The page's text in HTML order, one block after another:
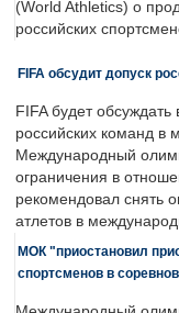
(World Athletics) о
российских
FIFA обсудит допуск
FIFA будет
российских команд в
Международный
ограничения в
рекомендовал снять
атлетов в
МОК "приостановил
спортсменов в